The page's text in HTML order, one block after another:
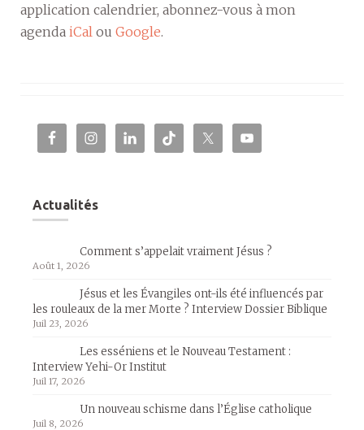
application calendrier, abonnez-vous à mon
agenda iCal ou Google.
Actualités
Comment s’appelait vraiment Jésus ?
Août 1, 2026
Jésus et les Évangiles ont-ils été influencés par
les rouleaux de la mer Morte ? Interview Dossier Biblique
Juil 23, 2026
Les esséniens et le Nouveau Testament :
Interview Yehi-Or Institut
Juil 17, 2026
Un nouveau schisme dans l’Église catholique
Juil 8, 2026